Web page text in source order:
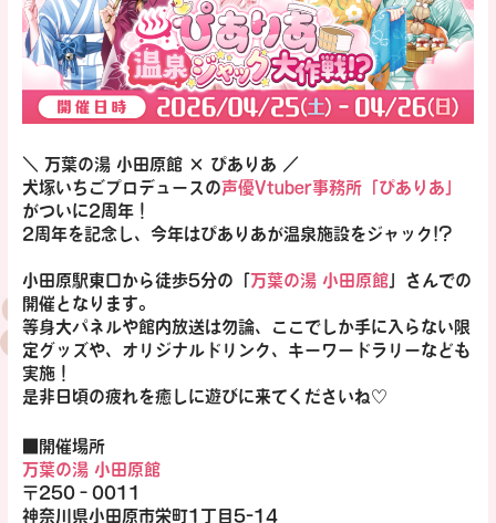
＼ 万葉の湯 小田原館 × ぴありあ ／
犬塚いちごプロデュースの声優Vtuber事務所「ぴありあ」
がついに2周年！
2周年を記念し、今年はぴありあが温泉施設をジャック !?
小田原駅東口から徒歩5分の「万葉の湯 小田原館」さんでの
開催となります。
等身大パネルや館内放送は勿論、
ここでしか手に入らない限
定グッズや、 オリジナルドリンク、キーワードラリーなども
実施！
是非日頃の疲れを癒しに遊びに来てくださいね♡
■開催場所
万葉の湯 小田原館
〒250‐0011
神奈川県小田原市栄町1丁目5-14